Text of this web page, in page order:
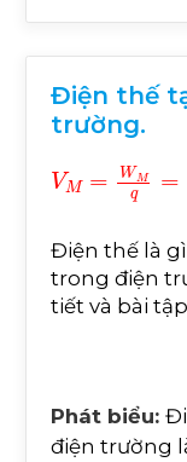
Điện thế
trường.
VM WM
Điện thế là
trong điện
tiết và bài
Phát biểu:
điện trường